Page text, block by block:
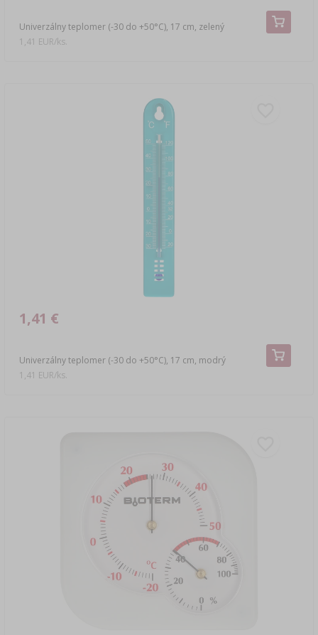
Univerzálny teplomer (-30 do +50°C), 17 cm, zelený
1,41 EUR/ks.
Univerzálny teplomer (-30 do +50°C), 17 cm, modrý
1,41 €
1,41 EUR/ks.